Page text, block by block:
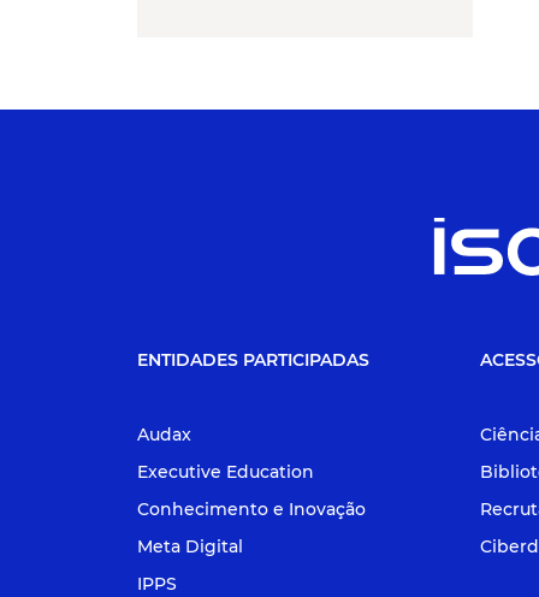
ENTIDADES PARTICIPADAS
Audax
Executive Education
Conhecimento e Inovação
Meta Digital
IPPS